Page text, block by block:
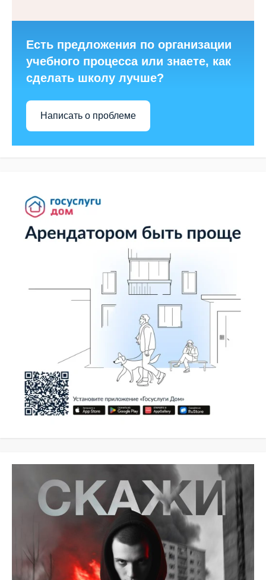
Есть предложения по организации
учебного процесса или знаете, как
сделать школу лучше?
Написать о проблеме